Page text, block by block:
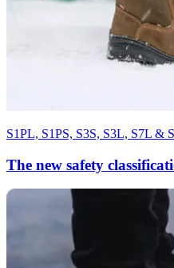
S1PL, S1PS, S3S, S3L, S7L &
The new safety